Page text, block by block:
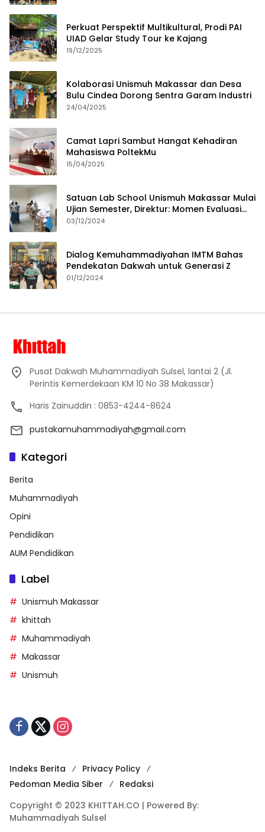
Perkuat Perspektif Multikultural, Prodi PAI
UIAD Gelar Study Tour ke Kajang
19/12/2025
Kolaborasi Unismuh Makassar dan Desa
Bulu Cindea Dorong Sentra Garam Industri
24/04/2025
Camat Lapri Sambut Hangat Kehadiran
Mahasiswa PoltekMu
15/04/2025
Satuan Lab School Unismuh Makassar Mulai
Ujian Semester, Direktur: Momen Evaluasi
Proses Pembelajaran
03/12/2024
Dialog Kemuhammadiyahan IMTM Bahas
Pendekatan Dakwah untuk Generasi Z
01/12/2024
Pusat Dakwah Muhammadiyah Sulsel, lantai 2 (Jl.
Perintis Kemerdekaan KM 10 No 38 Makassar)
Haris Zainuddin : 0853-4244-8624
pustakamuhammadiyah@gmail.com
Kategori
Berita
Muhammadiyah
Opini
Pendidikan
AUM Pendidikan
Label
Unismuh Makassar
khittah
Muhammadiyah
Makassar
Unismuh
Indeks Berita
Privacy Policy
Pedoman Media Siber
Redaksi
Copyright © 2023 KHITTAH.CO | Powered By:
Muhammadiyah Sulsel